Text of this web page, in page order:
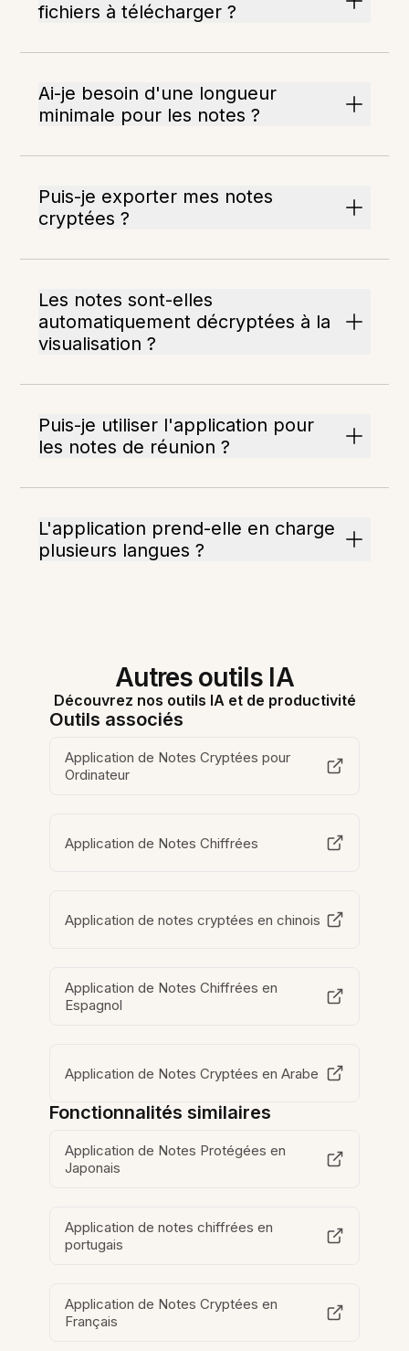
fichiers à télécharger ?
Ai-je besoin d'une longueur
minimale pour les notes ?
Puis-je exporter mes notes
cryptées ?
Les notes sont-elles
automatiquement décryptées à la
visualisation ?
Puis-je utiliser l'application pour
les notes de réunion ?
L'application prend-elle en charge
plusieurs langues ?
Autres outils IA
Découvrez nos outils IA et de productivité
Outils associés
Application de Notes Cryptées pour
Ordinateur
Application de Notes Chiffrées
Application de notes cryptées en chinois
Application de Notes Chiffrées en
Espagnol
Application de Notes Cryptées en Arabe
Fonctionnalités similaires
Application de Notes Protégées en
Japonais
Application de notes chiffrées en
portugais
Application de Notes Cryptées en
Français